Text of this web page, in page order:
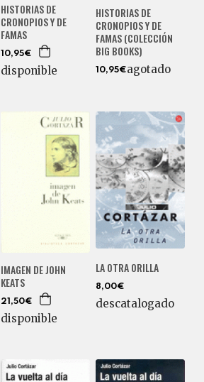
HISTORIAS DE
CRONOPIOS Y DE
FAMAS
10,95€
disponible
HISTORIAS DE
CRONOPIOS Y DE
FAMAS (COLECCIÓN
BIG BOOKS)
10,95€agotado
IMAGEN DE JOHN
KEATS
21,50€
disponible
LA OTRA ORILLA
8,00€
descatalogado